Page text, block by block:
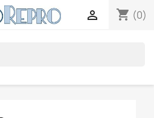
shopping_cart (0)
